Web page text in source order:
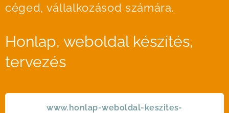
céged, vállalkozásod számára.
Honlap, weboldal készítés,
tervezés
www.honlap-weboldal-keszites-